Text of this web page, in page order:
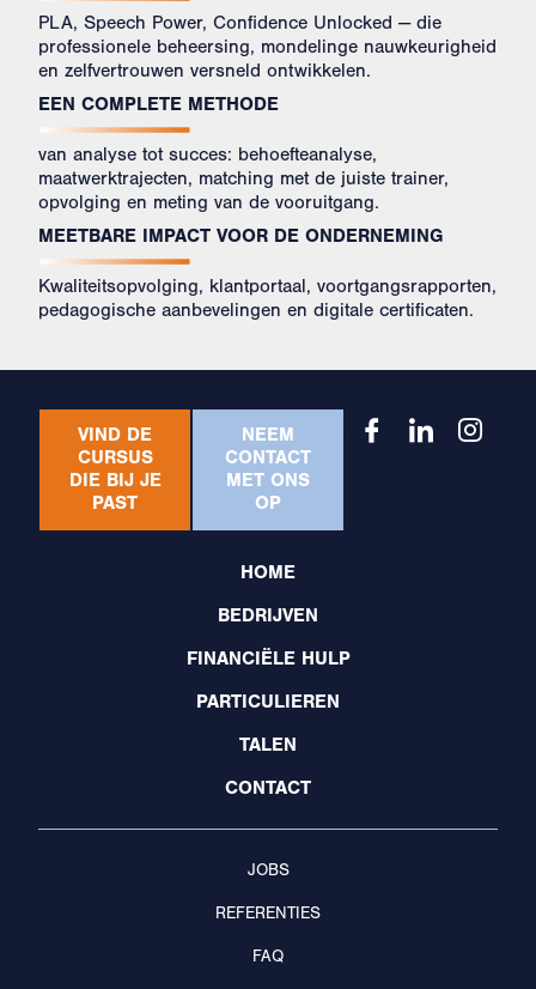
PLA, Speech Power, Confidence Unlocked — die
professionele beheersing, mondelinge nauwkeurigheid
en zelfvertrouwen versneld ontwikkelen.
EEN COMPLETE METHODE
van analyse tot succes: behoefteanalyse,
maatwerktrajecten, matching met de juiste trainer,
opvolging en meting van de vooruitgang.
MEETBARE IMPACT VOOR DE ONDERNEMING
Kwaliteitsopvolging, klantportaal, voortgangsrapporten,
pedagogische aanbevelingen en digitale certificaten.
HOME
BEDRIJVEN
FINANCIËLE HULP
PARTICULIEREN
TALEN
CONTACT
JOBS
REFERENTIES
FAQ
VIND DE
CURSUS
DIE BIJ JE
PAST
NEEM
CONTACT
MET ONS
OP